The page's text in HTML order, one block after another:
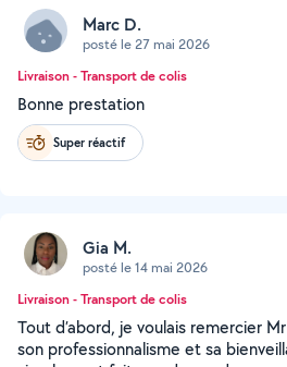
Marc D.
posté le 27 mai 2026
Livraison - Transport de colis
Bonne prestation
Super réactif
Gia M.
posté le 14 mai 2026
Livraison - Transport de colis
Tout d’abord, je voulais remercier
son professionnalisme et sa